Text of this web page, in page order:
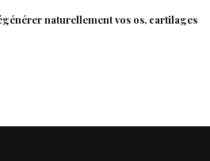
naturellement vos os, cartilages